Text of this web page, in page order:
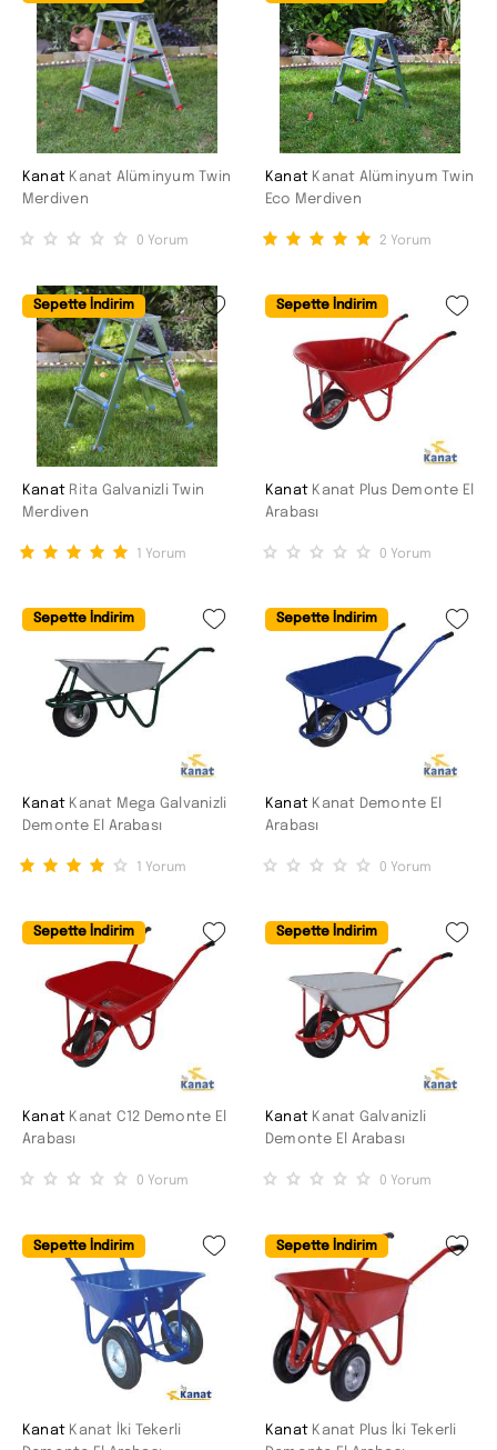
Kanat Kanat Alüminyum Twin
Merdiven
0 Yorum
Kanat Kanat Alüminyum Twin
Eco Merdiven
2 Yorum
Sepette İndirim
Kanat Rita Galvanizli Twin
Merdiven
1 Yorum
Sepette İndirim
Kanat Kanat Plus Demonte El
Arabası
0 Yorum
Sepette İndirim
Kanat Kanat Mega Galvanizli
Demonte El Arabası
1 Yorum
Sepette İndirim
Kanat Kanat Demonte El
Arabası
0 Yorum
Sepette İndirim
Kanat Kanat C12 Demonte El
Arabası
0 Yorum
Sepette İndirim
Kanat Kanat Galvanizli
Demonte El Arabası
0 Yorum
Sepette İndirim
Kanat Kanat İki Tekerli
Sepette İndirim
Kanat Kanat Plus İki Tekerli